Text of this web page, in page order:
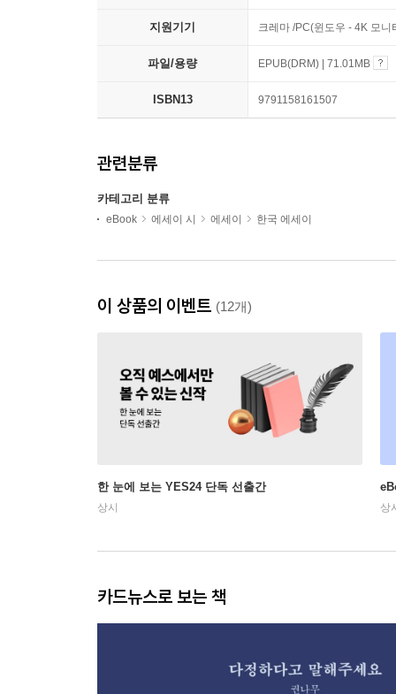
지원기기 크레마 /PC(윈도우 - 4K 모
파일/용량 EPUB(DRM) | 71.01MB
ISBN13 9791158161507
관련분류
카테고리 분류
eBook 에세이 시 에세이 한국 에세이
이 상품의 이벤트 (12개)
한 눈에 보는 YES24 단독 선출간
상시 상
카드뉴스로 보는 책